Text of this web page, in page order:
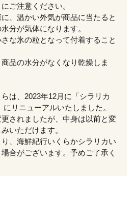
ご注意ください。
に、温かい外気が商品に当たると
分が気体になります。
な氷の粒となって付着すること
品の水分がなくなり乾燥しま
は、2023年12月に「シラリカ
リニューアルいたしました。
されましたが、中身は以前と変
いただけます。
、海鮮紀行いくらかシラリカい
合がございます。予めご了承く